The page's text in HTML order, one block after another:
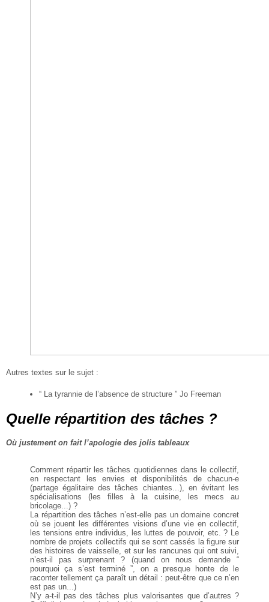
Autres textes sur le sujet :
“ La tyrannie de l’absence de structure ” Jo Freeman
Quelle répartition des tâches ?
Où justement on fait l’apologie des jolis tableaux
Comment répartir les tâches quotidiennes dans le collectif,
en respectant les envies et disponibilités de chacun-e
(partage égalitaire des tâches chiantes...), en évitant les
spécialisations (les filles à lacuisine, les mecs au
bricolage...) ?
La répartition des tâches n’est-elle pas un domaine concret
où se jouent les différentes visions d’unevie en collectif,
les tensions entre individus, les luttes de pouvoir, etc. ? Le
nombre de projets collectifs qui se sont cassés la figure sur
des histoires de vaisselle, et sur les rancunes qui ont suivi,
n’est-il pas surprenant ? (quand on nous demande “
pourquoi ça s’est terminé ”, on a presque honte de le
raconter tellement ça paraît un détail : peut-être que ce n’en
est pas un...)
N’y a-t-il pas des tâches plus valorisantes que d’autres ?